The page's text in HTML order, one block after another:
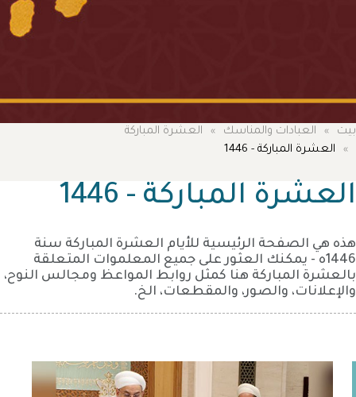
بيت العبادات والمناسك
العشرة المباركة
العشرة المباركة - 1446
العشرة المباركة - 1446
هذه هي الصفحة الرئيسية للأيام العشرة المباركة سنة
1446ه - يمكنك العثور على جميع المعلموات المتعلقة
بالعشرة المباركة هنا كمثل روابط المواعظ ومجالس النوح،
والإعلانات، والصور، والمقطعات، الخ.